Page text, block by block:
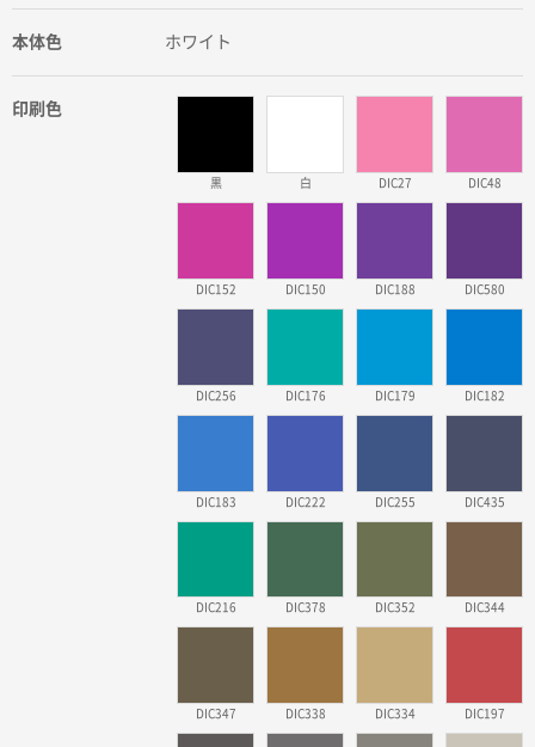
本体色 ホワイト
印刷色
黒 白 DIC27 DIC48
DIC152 DIC150 DIC188 DIC580
DIC256 DIC176 DIC179 DIC182
DIC183 DIC222 DIC255 DIC435
DIC216 DIC378 DIC352 DIC344
DIC347 DIC338 DIC334 DIC197